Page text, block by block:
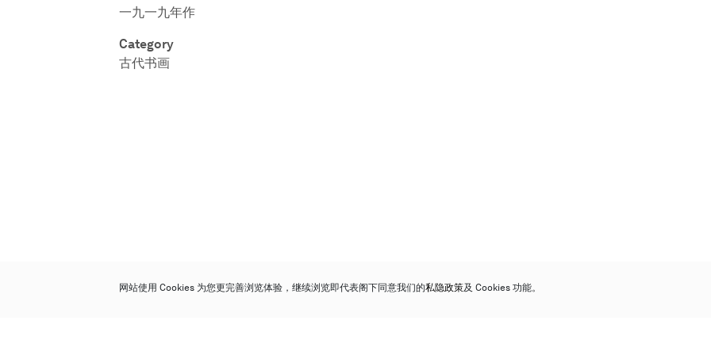
一九一九年作
Category
古代书画
网站使用 Cookies 为您更完善浏览体验，继续浏览即代表阁下同意我们的私隐政策及 Cookies 功能。